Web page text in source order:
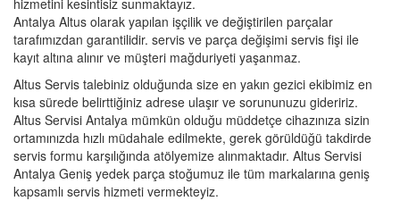
Antalya Altus olarak yapılan işçilik ve değiştirilen parçalar
tarafımızdan garantilidir. servis ve parça değişimi servis fişi ile
kayıt altına alınır ve müşteri mağduriyeti yaşanmaz.
Altus Servis talebiniz olduğunda size en yakın gezici ekibimiz en
kısa sürede belirttiğiniz adrese ulaşır ve sorununuzu gideririz.
Altus Servisi Antalya mümkün olduğu müddetçe cihazınıza sizin
ortamınızda hızlı müdahale edilmekte, gerek görüldüğü takdirde
servis formu karşılığında atölyemize alınmaktadır. Altus Servisi
Antalya Geniş yedek parça stoğumuz ile tüm markalarına geniş
kapsamlı servis hizmeti vermekteyiz.